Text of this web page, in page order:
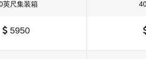
英尺集装箱
5950